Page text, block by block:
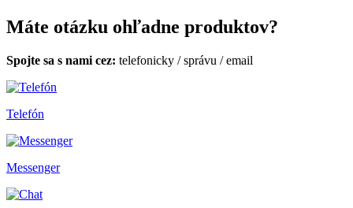
Máte otázku ohľadne produktov?
Spojte sa s nami cez: telefonicky /správu /email
Telefón
Messenger